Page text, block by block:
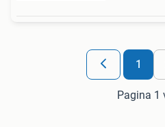
1
Pagina 1